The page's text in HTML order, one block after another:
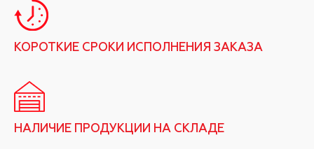
КОРОТКИЕ СРОКИ ИСПОЛНЕНИЯ ЗАКАЗА
НАЛИЧИЕ ПРОДУКЦИИ НА СКЛАДЕ